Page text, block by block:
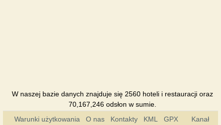
W naszej bazie danych znajduje się 2560 hoteli i restauracji oraz
70,167,246 odsłon w sumie.
Warunki użytkowania
O nas Kontakty KML GPX Kanał